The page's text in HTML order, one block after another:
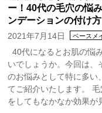
ー！40代の毛穴の悩
ンデーションの付け方
2021年7月14日 ベースメ
40代になるとお肌の悩
いでしょうか。今回は、
のお悩みとして特に多い
てご紹介いたします。
をしてもなかなか効果が